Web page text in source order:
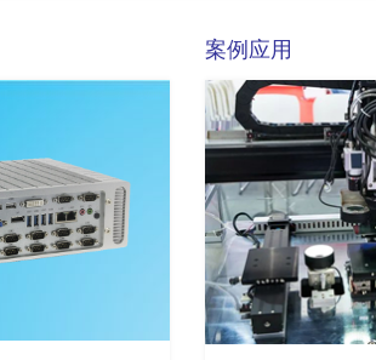
案例应用